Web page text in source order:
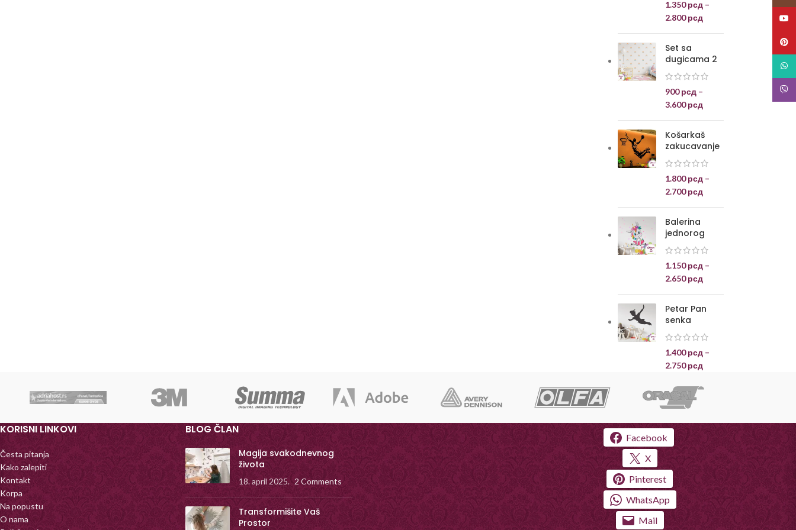
1.350рсд –
2.800рсд
Set sa
dugicama 2
900рсд –
3.600рсд
Košarkaš
zakucavanje
1.800рсд –
2.700рсд
Balerina
jednorog
1.150рсд –
2.650рсд
Petar Pan
senka
1.400рсд –
2.750рсд
KORISNI LINKOVI
Česta pitanja
Kako zalepiti
Kontakt
Korpa
Na popustu
O nama
BLOG ČLAN
Magija svakodnevnog
života
18. april 2025. 2 Comments
Transformišite Vaš
Prostor
Facebook
X
Pinterest
WhatsApp
Mail
Viber